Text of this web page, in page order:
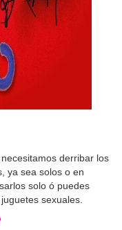
derribar los
ya sea solos o en
solo ó puedes
sexuales.